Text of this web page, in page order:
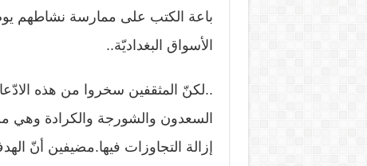
باعة الكتب على ممارسة نشاطهم
الأسواق البغداديّة..
..لكنّ المثقفين سخروا من هذه
السعدون والشورجة والكرادة وهي
إزالة التجاوزات فيها.مضيفين أنّ